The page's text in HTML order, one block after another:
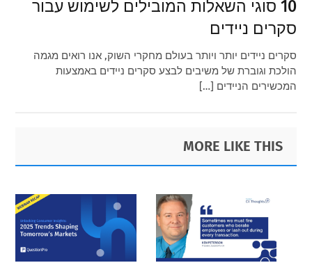
10 סוגי השאלות המובילים לשימוש עבור
סקרים ניידים
סקרים ניידים יותר ויותר בעולם מחקרי השוק, אנו רואים מגמה
הולכת וגוברת של משיבים לבצע סקרים ניידים באמצעות
המכשירים הניידים […]
Primary
Sidebar
Footer
MORE LIKE THIS